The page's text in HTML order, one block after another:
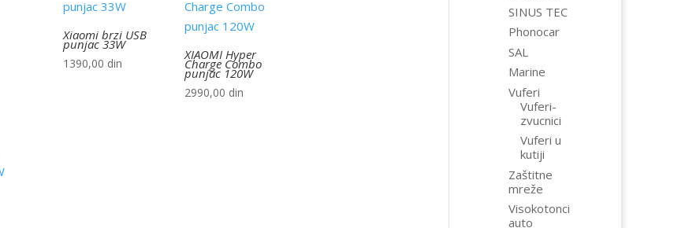
Xiaomi brzi USB
punjac 33W
1390,00 din
XIAOMI Hyper
Charge Combo
punjac 120W
2990,00 din
SINUS TEC
Phonocar
SAL
Marine
Vuferi
Vuferi-
zvucnici
Vuferi u
kutiji
Zaštitne
mreže
Visokotonci
auto